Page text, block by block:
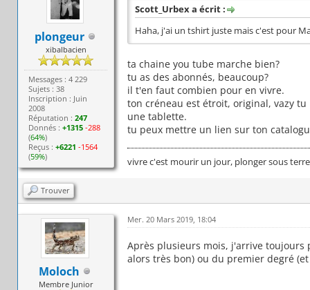
plongeur
xibalbacien
Messages : 4 229
Sujets : 38
Inscription : Juin
2008
Réputation :247
Donnés :+1315 -288
(64%)
Reçus :+6221 -1564
(59%)
Scott_Urbex a écrit :
Haha, j'ai un tshirt juste mais c'est pour
ta chaine you tube marche bien?
tu as des abonnés, beaucoup?
il t'en faut combien pour en vivre.
ton créneau est étroit, original, vazy
une tablette.
tu peux mettre un lien sur ton
vivre c'est mourir un jour, plonger sous
Trouver
Moloch
Membre Junior
Mer. 20 Mars 2019, 18:04
Après plusieurs mois, j'arrive toujours
alors très bon) ou du premier degré